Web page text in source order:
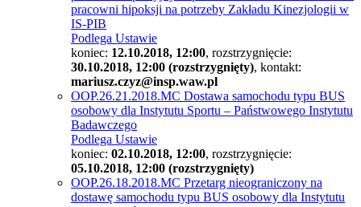
pracowni hipoksji na potrzeby Zakładu Kinezjologii w
IS-PIB
Podlega Ustawie
koniec: 12.10.2018, 12:00, rozstrzygnięcie:
30.10.2018, 12:00 (rozstrzygnięty), kontakt:
mariusz.czyz@insp.waw.pl
OOP.26.21.2018.MC Dostawa samochodu typu BUS
osobowy dla Instytutu Sportu – Państwowego Instytutu
Badawczego
Podlega Ustawie
koniec: 02.10.2018, 12:00, rozstrzygnięcie:
05.10.2018, 12:00 (rozstrzygnięty)
OOP.26.18.2018.MC Przetarg nieograniczony na
dostawę samochodu typu BUS osobowy dla Instytutu